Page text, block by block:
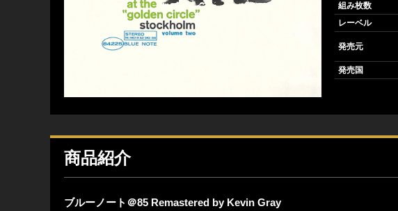
組み枚数
レーベル
発売元
発売国
商品紹介
ブルーノート＠85 Remastered by Kevin Gray